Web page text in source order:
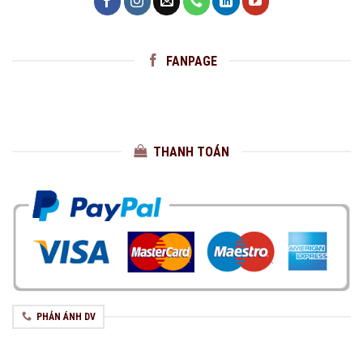
FANPAGE
THANH TOÁN
PHẢN ÁNH DV